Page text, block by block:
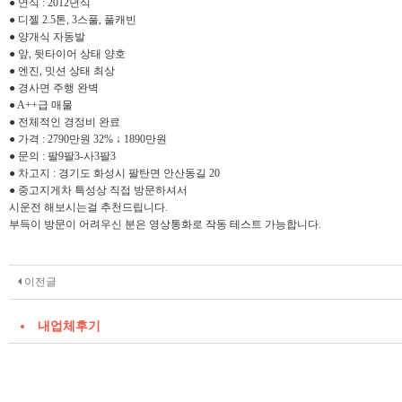
● 디젤 2.5톤, 3스풀, 풀캐빈
● 양개식 자동발
● 앞, 뒷타이어 상태 양호
● 엔진, 밋션 상태 최상
● 경사면 주행 완벽
● A++급 매물
● 전체적인 경정비 완료
● 가격 : 2790만원 32% ↓ 1890만원
● 문의 : 팔9팔3-사3팔3
● 차고지 : 경기도 화성시 팔탄면 안산동길 20
● 중고지게차 특성상 직접 방문하셔서
시운전 해보시는걸 추천드립니다.
부득이 방문이 어려우신 분은 영상통화로 작동 테스트 가능합니다.
이전글
내업체후기